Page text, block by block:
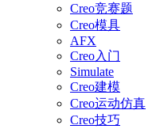
Creo竞赛题
Creo模具
AFX
Creo入门
Simulate
Creo建模
Creo运动仿真
Creo技巧